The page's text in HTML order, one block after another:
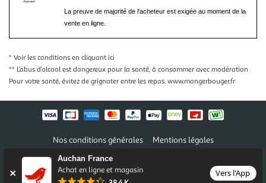
Auchan France
Achat en ligne et magasin
Vers l'App
La preuve de majorité de l'acheteur est exigée au moment de la
vente en ligne.
* Voir les conditions en cliquant ici
** L’abus d’alcool est dangereux pour la santé, à consommer avec modération
Pour votre santé, évitez de grignoter entre les repas. www.mangerbouger.fr
Nos conditions générales
Mentions légales
Politique de confidentialité
Informations légales marketplace